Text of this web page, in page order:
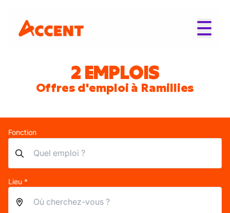
2 EMPLOIS
Offres d'emploi à Ramillies
Fonction
Lieu *